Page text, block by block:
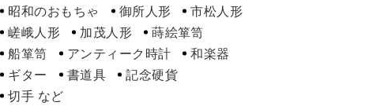
昭和のおもちゃ
御所人形
市松人形
嵯峨人形
加茂人形
蒔絵箪笥
船箪笥
アンティーク時計
和楽器
ギター
書道具
記念硬貨
切手